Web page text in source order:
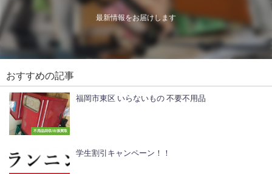
最新情報をお届けします
おすすめの記事
不用品回収/出張買取
福岡市東区 いらないもの 不要不用品
学生割引キャンペーン！！